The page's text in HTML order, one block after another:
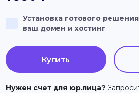
Блог
Контакты
Установка готового
ваш домен и хостинг
Купить
Нужен счет для юр.лица?